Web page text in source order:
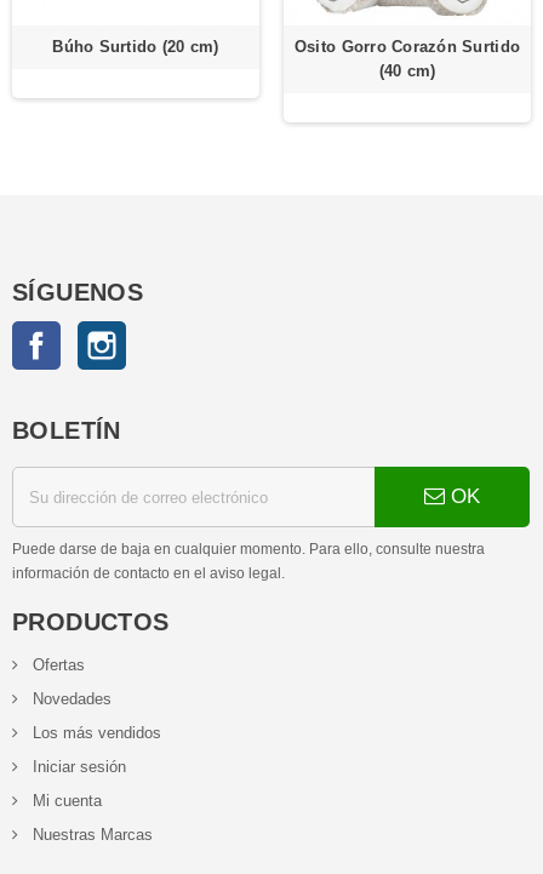
Búho Surtido (20 cm)
Osito Gorro Corazón Surtido
(40 cm)
SÍGUENOS
Facebook
BOLETÍN
OK
Puede darse de baja en cualquier momento. Para ello, consulte nuestra
información de contacto en el aviso legal.
PRODUCTOS
Ofertas
Novedades
Los más vendidos
Iniciar sesión
Mi cuenta
Nuestras Marcas